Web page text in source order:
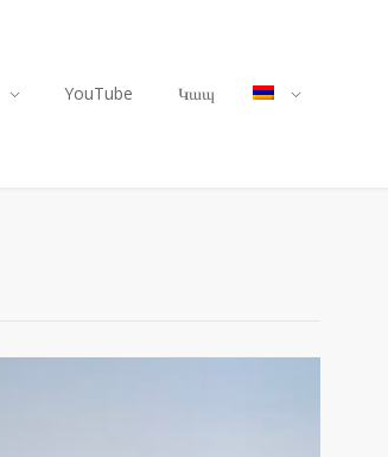
YouTube Կապ